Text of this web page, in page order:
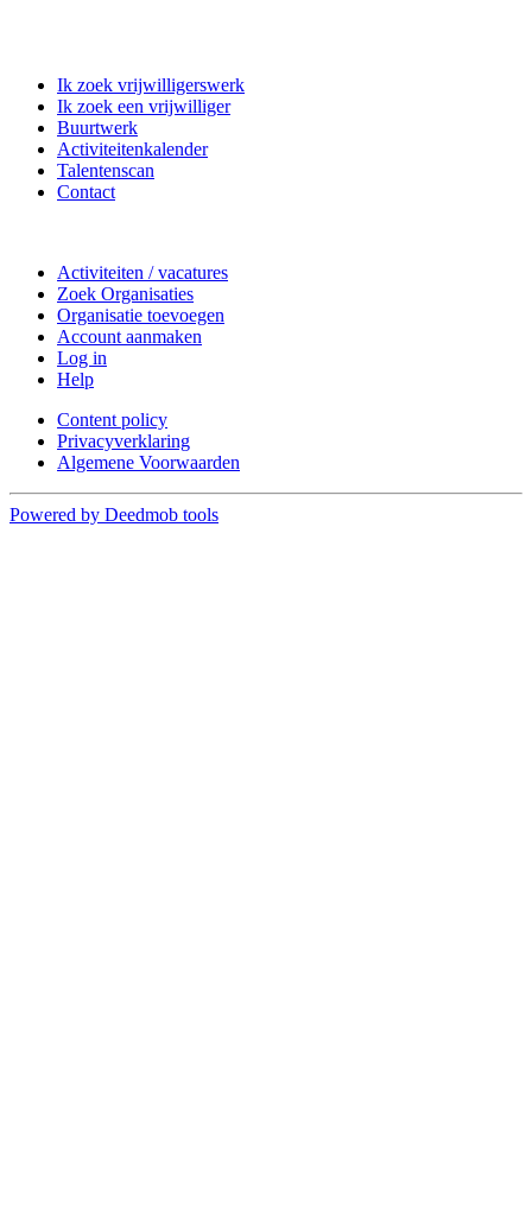
Ik zoek vrijwilligerswerk
Ik zoek een vrijwilliger
Buurtwerk
Activiteitenkalender
Talentenscan
Contact
Activiteiten / vacatures
Zoek Organisaties
Organisatie toevoegen
Account aanmaken
Log in
Help
Content policy
Privacyverklaring
Algemene Voorwaarden
Powered by Deedmob tools